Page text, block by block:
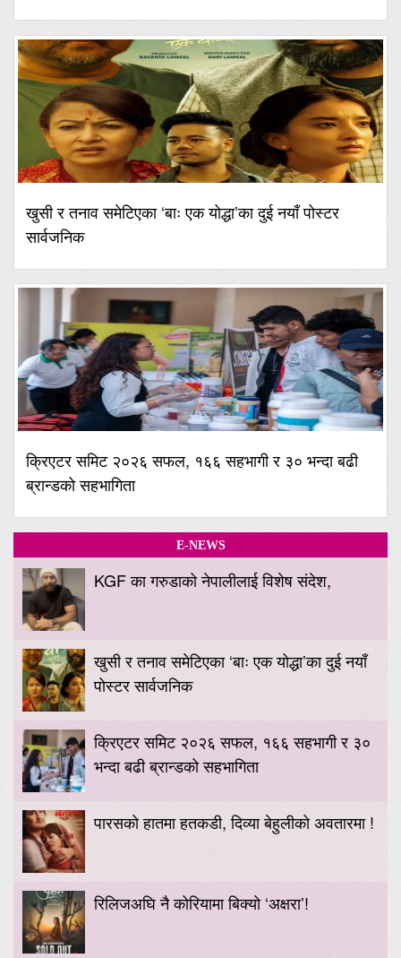
खुसी र तनाव समेटिएका ‘बाः एक योद्धा’का दुई नयाँ पोस्टर
सार्वजनिक
क्रिएटर समिट २०२६ सफल, १६६ सहभागी र ३० भन्दा बढी
ब्रान्डको सहभागिता
E-NEWS
KGF का गरुडाको नेपालीलाई विशेष संदेश,
खुसी र तनाव समेटिएका ‘बाः एक योद्धा’का दुई नयाँ
पोस्टर सार्वजनिक
क्रिएटर समिट २०२६ सफल, १६६ सहभागी र ३०
भन्दा बढी ब्रान्डको सहभागिता
पारसको हातमा हतकडी, दिव्या बेहुलीको अवतारमा !
रिलिजअघि नै कोरियामा बिक्यो ‘अक्षरा’!